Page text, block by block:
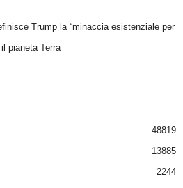
Trump la “minaccia esistenziale per
pianeta Terra
48819
13885
2244